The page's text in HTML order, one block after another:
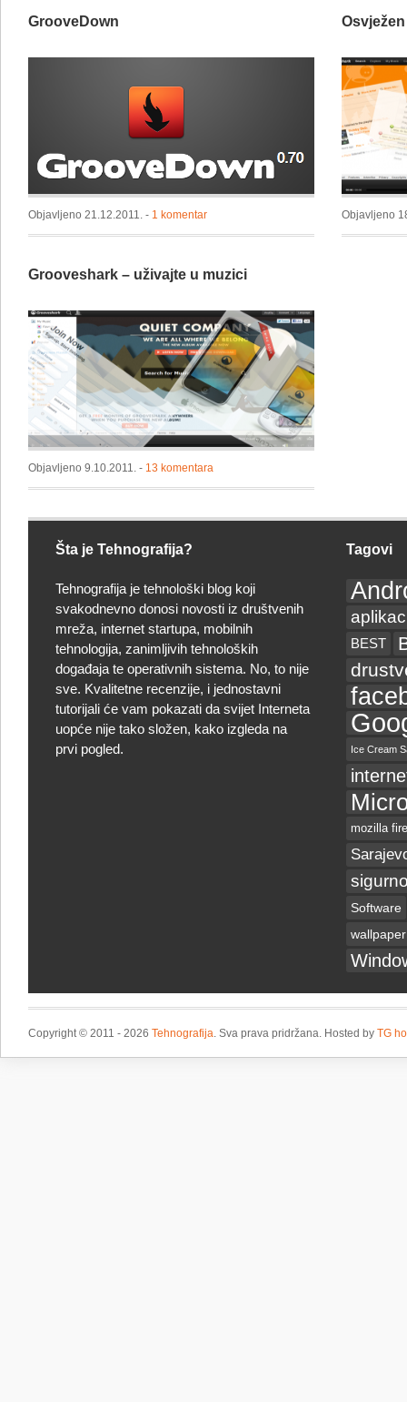
u
GrooveDown
Objavljeno 21.12.2011. - 1 komentar Objavljeno
Grooveshark – uživajte u muzici
Objavljeno 9.10.2011. - 13 komentara
Šta je Tehnografija?
Tehnografija je tehnološki blog koji
svakodnevno donosi novosti iz društvenih
mreža, internet startupa, mobilnih
tehnologija, zanimljivih tehnoloških
događaja te operativnih sistema. No, to nije
sve. Kvalitetne recenzije, i jednostavni
tutorijali će vam pokazati da svijet Interneta
uopće nije tako složen, kako izgleda na
prvi pogled.
Tagovi
BEST
Ice Cream
mozilla
Software
wallpaper
Copyright © 2011 - 2026 Tehnografija. Sva prava pridržana. Hosted by TG